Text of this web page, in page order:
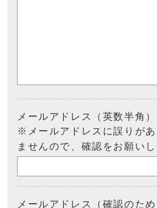
メールアドレス（英数半角）
※メールアドレスに誤りが
ませんので、確認をお願いし
メールアドレス（確認のた